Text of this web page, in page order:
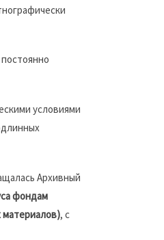
условиями
Архивный
фондам
материалов), с